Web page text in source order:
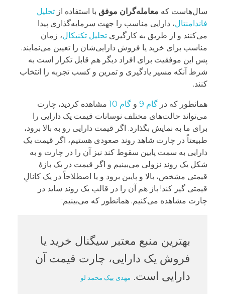
سال‌هاست که معامله‌گران موفق با استفاده از تحلیل
فاندامنتال، دارایی مناسب را جهت سرمایه‌گذاری پیدا
می‌کنند و از طریق به کارگیری تحلیل تکنیکال، زمان
مناسب برای خرید یا فروش دارایی‌شان را تعیین می‌نمایند.
پس این موفقیت برای افراد دیگر هم قابل تکرار است به
شرط آنکه مسیر یادگیری و تمرین و کسب تجربه را انتخاب
کنند.
همانطور که در گام 9 و گام 10
مشاهده کردید، چارت
می‌تواند حالت‌های مختلف نوسانات قیمت یک دارایی را
برای ما به نمایش بگذارد. اگر قیمت دارایی رو به بالا برود،
طبیعتاً در چارت شاهد روند صعودی هستیم، اگر قیمت یک
دارایی به سمت پایین سقوط کند نیز آن را در چارت و به
شکل یک روند نزولی می‌بینیم و اگر قیمت در یک بازۀ
قیمتی مشخص، بالا و پایین برود و یا اصطلاحاً در یک کانالِ
قیمتی گیر کند! باز هم آن را در قالب یک روند ساید در
چارت مشاهده می‌کنیم. همانطور که می‌بینیم:
بهترین منبع معتبر سیگنال خرید یا
فروش یک دارایی، چارت قیمت آن
دارایی است. مهدی بیک محمد لو